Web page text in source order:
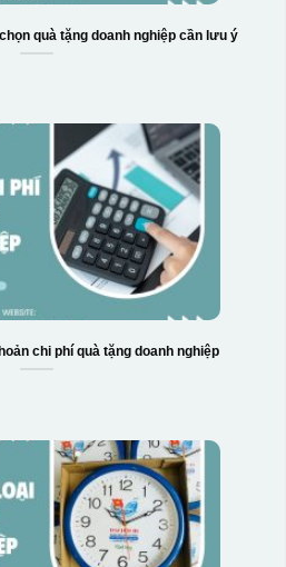
quà tặng doanh nghiệp cần lưu ý
chi phí quà tặng doanh nghiệp